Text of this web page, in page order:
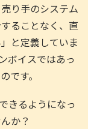
り手のシステム
ることなく、直
と定義していま
ボイスではあっ
です。
きるようになっ
か？